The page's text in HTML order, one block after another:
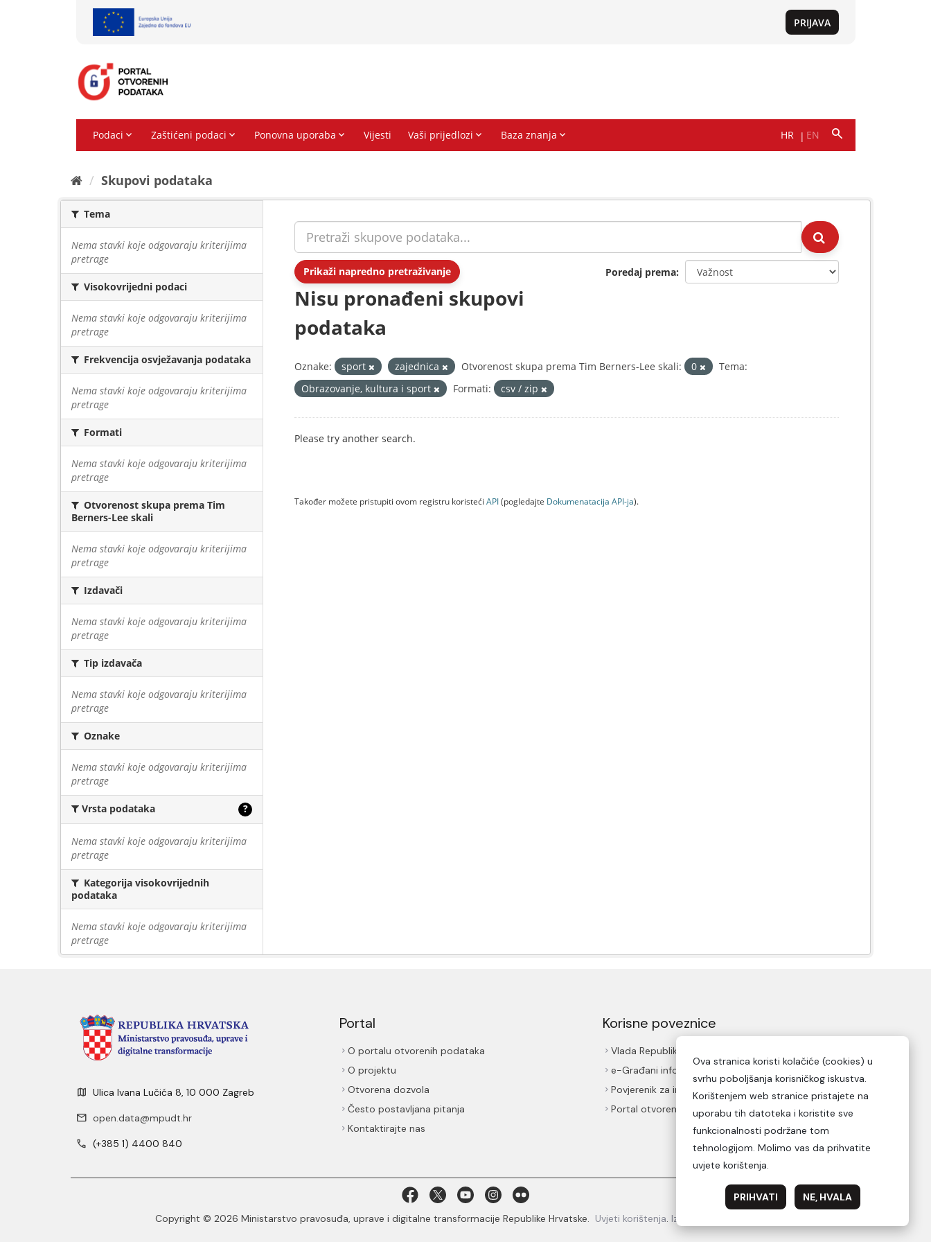
Skupovi podаtаkа
Tema
Nema stavki koje odgovaraju kriterijima
pretrage
Visokovrijedni podaci
Nema stavki koje odgovaraju kriterijima
pretrage
Frekvencija osvježavanja podataka
Nema stavki koje odgovaraju kriterijima
pretrage
Formati
Nema stavki koje odgovaraju kriterijima
pretrage
Otvorenost skupa prema Tim
Berners-Lee skali
Nema stavki koje odgovaraju kriterijima
pretrage
Izdavači
Nema stavki koje odgovaraju kriterijima
pretrage
Tip izdavača
Nema stavki koje odgovaraju kriterijima
pretrage
Oznake
Nema stavki koje odgovaraju kriterijima
pretrage
Vrsta podataka ?
Nema stavki koje odgovaraju kriterijima
pretrage
Kategorija visokovrijednih
podataka
Nema stavki koje odgovaraju kriterijima
pretrage
Prikaži napredno pretraživanje Poredaj prema
Nisu pronađeni skupovi
podataka
Oznake: sport zajednica Otvorenost skupa prema Tim Berners-Lee skali: 0
Tema:
Obrazovanje, kultura i sport
Formati: csv / zip
Please try another search.
Također možete pristupiti ovom registru koristeći API(pogledajte Dokumenаtаcijа API-jа).